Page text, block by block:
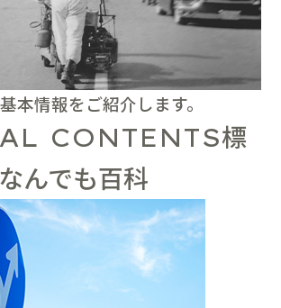
本情報をご紹介します。
CONTENTS標
んでも百科